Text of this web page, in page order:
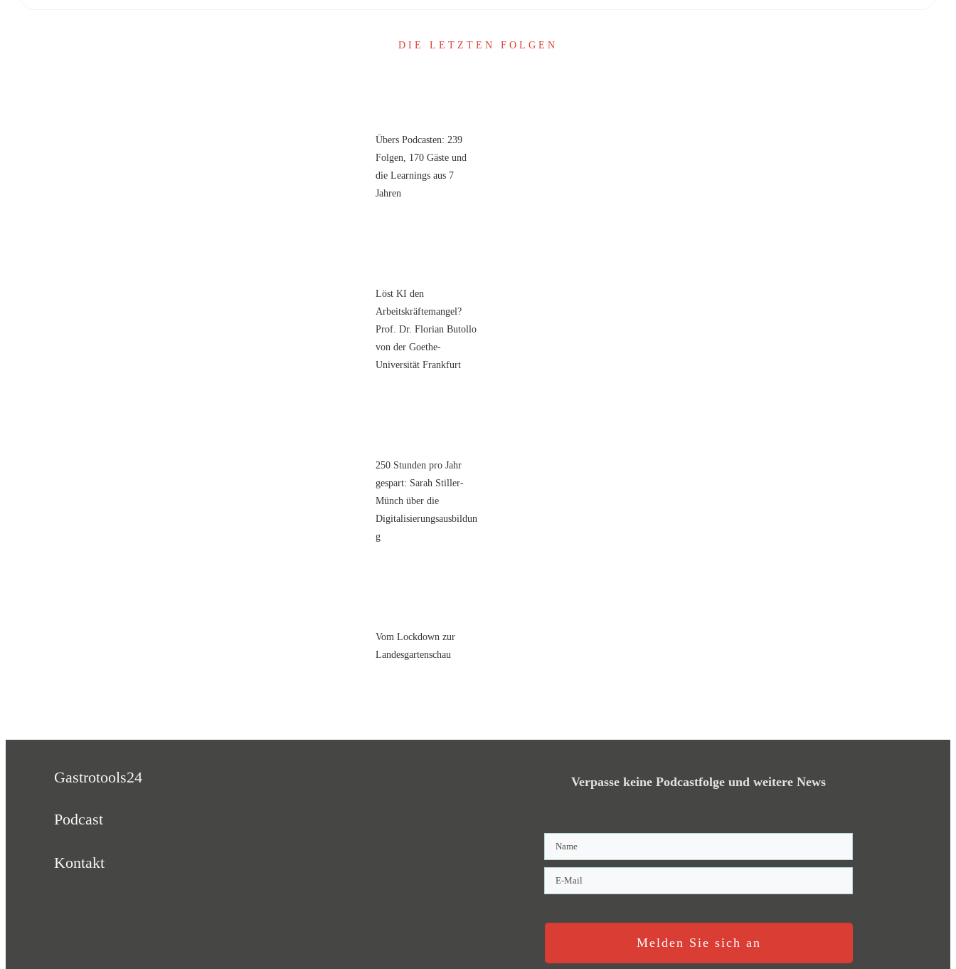
DIE LETZTEN FOLGEN
Übers Podcasten: 239
Folgen, 170 Gäste und
die Learnings aus 7
Jahren
Löst KI den
Arbeitskräftemangel?
Prof. Dr. Florian Butollo
von der Goethe-
Universität Frankfurt
250 Stunden pro Jahr
gespart: Sarah Stiller-
Münch über die
Digitalisierungsausbildun
g
Vom Lockdown zur
Landesgartenschau
Gastrotools24
Podcast
Kontakt
Verpasse keine Podcastfolge und weitere News
Melden Sie sich an